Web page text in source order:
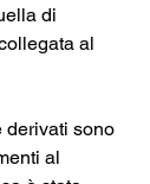
di
al
derivati sono
al